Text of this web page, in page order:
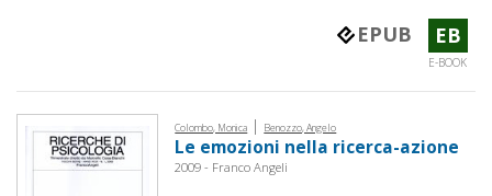
EPUB EB
E-BOOK
Colombo, Monica | Benozzo, Angelo
Le emozioni nella ricerca-azione
2009 - Franco Angeli